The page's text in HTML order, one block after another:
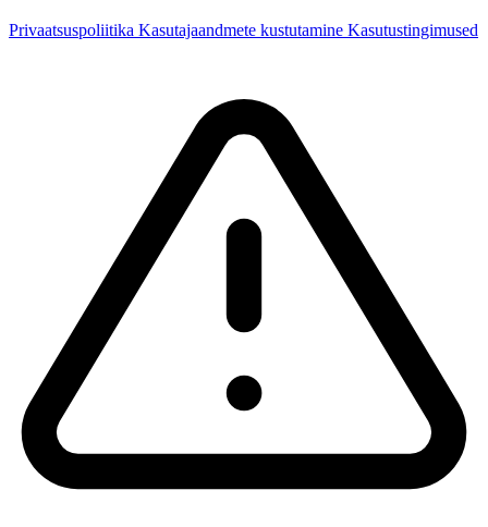
Privaatsuspoliitika Kasutajaandmete kustutamine Kasutustingimused